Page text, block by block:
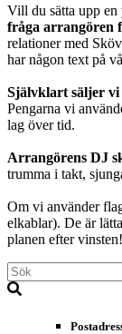
Vill du sätta upp en
fråga arrangören
relationer med
har någon text på
Självklart säljer vi
Pengarna vi
lag över tid.
Arrangörens DJ
trumma i takt,
Om vi använder
elkablar). De är
planen efter vinsten!